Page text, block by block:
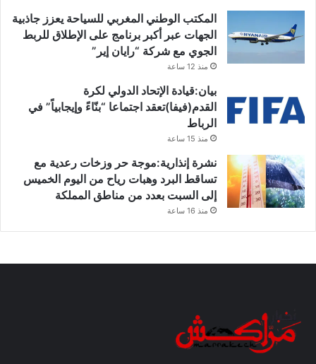
المكتب الوطني المغربي للسياحة يعزز جاذبية
الجهات عبر أكبر برنامج على الإطلاق للربط
الجوي مع شركة “رايان إير”
منذ 12 ساعة
بيان:قيادة الإتحاد الدولي لكرة
القدم(فيفا)تعقد اجتماعا “بنّاءً وإيجابياً” في
الرباط
منذ 15 ساعة
نشرة إنذارية:موجة حر وزخات رعدية مع
تساقط البرد وهبات رياح من اليوم الخميس
إلى السبت بعدد من مناطق المملكة
منذ 16 ساعة